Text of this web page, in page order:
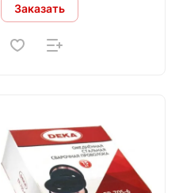
Заказать